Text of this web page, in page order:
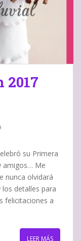
2017
su Primera
amigos… Me
nunca olvidará
detalles para
felicitaciones a
LEER MÁS